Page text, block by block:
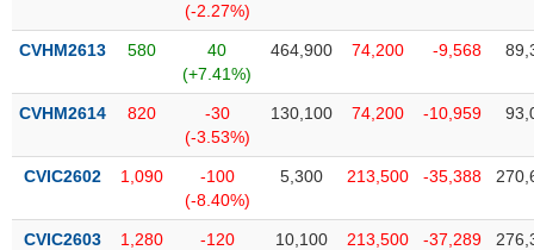
(-2.27%)
CVHM2613 580
40
(+7.41%)
464,900 74,200 -9,568
CVHM2614 820
-30
(-3.53%)
130,100 74,200 -10,959
CVIC2602 1,090
-100
(-8.40%)
5,300 213,500 -35,388
CVIC2603 1,280
-120
10,100 213,500 -37,289
Truyền
tài
chính
Dữ